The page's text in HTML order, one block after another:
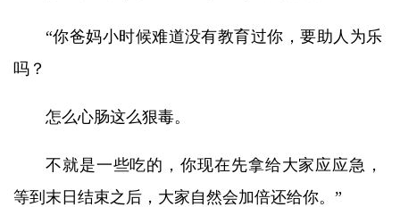
“你爸妈小时候难道没有教育过你，要助人为乐
吗？
怎么心肠这么狠毒。
不就是一些吃的，你现在先拿给大家应应急，
等到末日结束之后，大家自然会加倍还给你。”